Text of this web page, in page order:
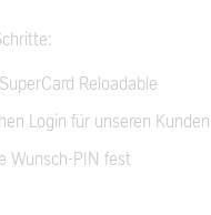
Reloadable
Login für unseren
Wunsch-PIN fest